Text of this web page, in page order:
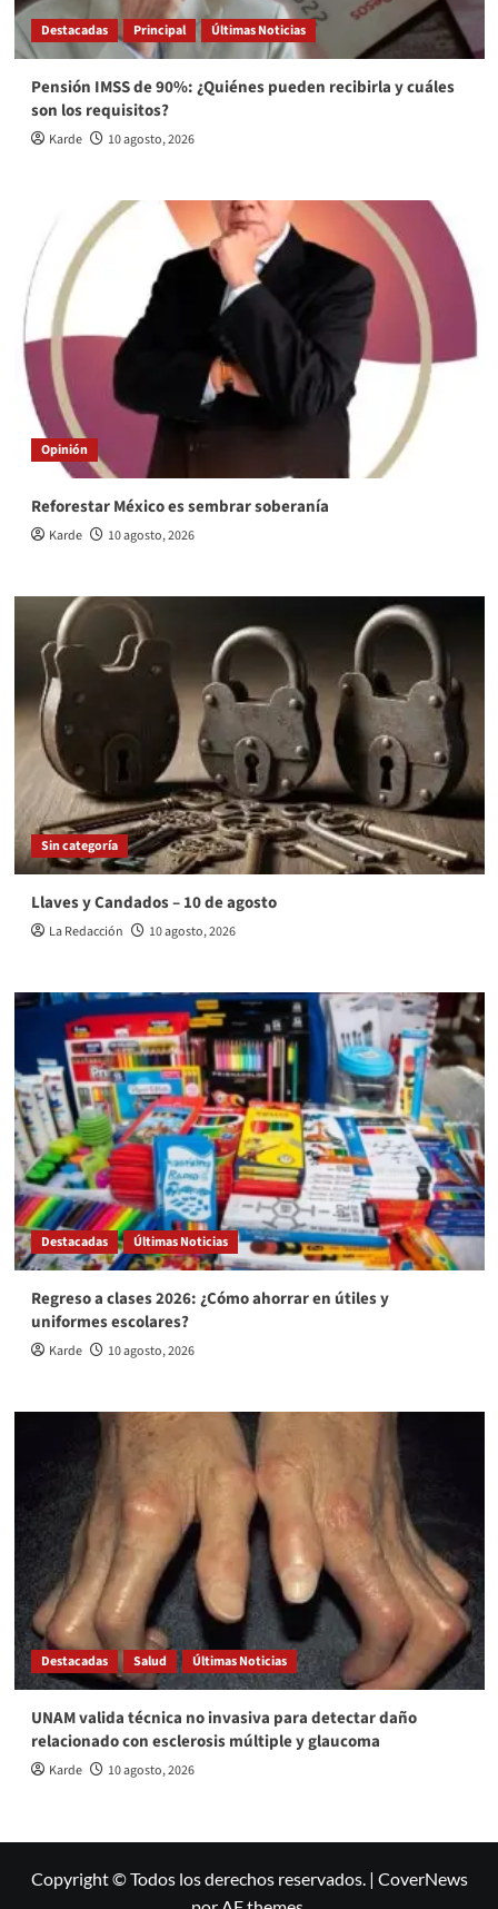
Destacadas Principal Últimas Noticias
Pensión IMSS de 90%: ¿Quiénes pueden recibirla y cuáles
son los requisitos?
Karde 10 agosto, 2026
Opinión
Reforestar México es sembrar soberanía
Karde 10 agosto, 2026
Sin categoría
Llaves y Candados – 10 de agosto
La Redacción 10 agosto, 2026
Destacadas Últimas Noticias
Regreso a clases 2026: ¿Cómo ahorrar en útiles y
uniformes escolares?
Karde 10 agosto, 2026
Destacadas Salud Últimas Noticias
UNAM valida técnica no invasiva para detectar daño
relacionado con esclerosis múltiple y glaucoma
Karde 10 agosto, 2026
Copyright © Todos los derechos reservados. | CoverNews